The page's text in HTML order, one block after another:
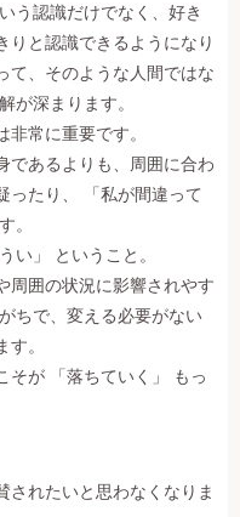
う認識だけでなく、好き
りと認識できるようになり
て、そのような人間ではな
が深まります。
常に重要です。
であるよりも、周囲に合わ
ったり、 「私が間違って
。
い」 ということ。
周囲の状況に影響されやす
ちで、変える必要がない
。
そが 「落ちていく」 もっ
されたいと思わなくなりま